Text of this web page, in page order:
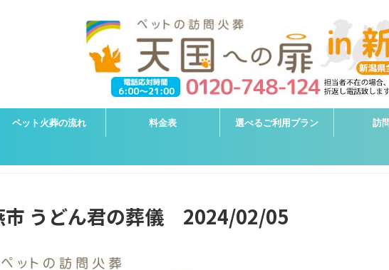
ペット火葬の流れ 料金表 選べるご利用プラン 訪
市 うどん君の葬儀 2024/02/05